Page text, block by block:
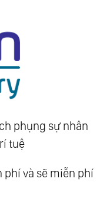
phụng sự nhân
tuệ
phí và sẽ miễn phí